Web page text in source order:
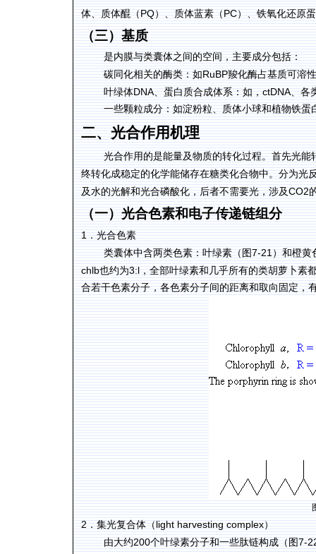
体、质体醌（PQ）、质体蓝素（PC）、铁氧化还原
（三）基质
是内膜与类囊体之间的空间，主要成分包括：
碳同化相关的酶类：如RuBP羧化酶占基质可溶
叶绿体DNA、蛋白质合成体系：如，ctDNA、各
一些颗粒成分：如淀粉粒、质体小球和植物铁蛋
二、光合作用机理
光合作用的是能量及物质的转化过程。首先光能
终转化成稳定的化学能储存在糖类化合物中。分为光
及水的光解和光合磷酸化，后者不需要光，涉及CO2
（一）光合色素和电子传递链组分
1．光合色素
类囊体中含两类色素：叶绿素（图7-21）和橙黄
chlb也约为3:l，全部叶绿素和几乎所有的类胡萝卜素
合若干色素分子，各色素分子间的距离和取向固定，
2．集光复合体（light harvesting complex）
由大约200个叶绿素分子和一些肽链构成（图7-